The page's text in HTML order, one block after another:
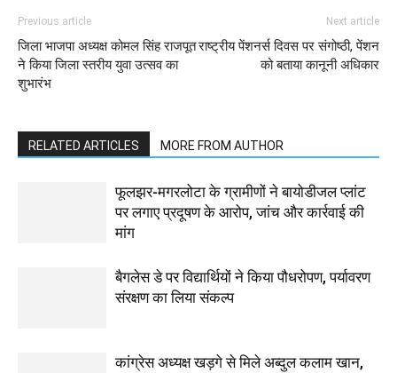
Previous article
जिला भाजपा अध्यक्ष कोमल सिंह राजपूत
ने किया जिला स्तरीय युवा उत्सव का
शुभारंभ
Next article
राष्ट्रीय पेंशनर्स दिवस पर संगोष्ठी, पेंशन
को बताया कानूनी अधिकार
RELATED ARTICLES MORE FROM AUTHOR
फूलझर-मगरलोटा के ग्रामीणों ने बायोडीजल प्लांट
पर लगाए प्रदूषण के आरोप, जांच और कार्रवाई की
मांग
बैगलेस डे पर विद्यार्थियों ने किया पौधरोपण, पर्यावरण
संरक्षण का लिया संकल्प
कांग्रेस अध्यक्ष खड़गे से मिले अब्दुल कलाम खान,